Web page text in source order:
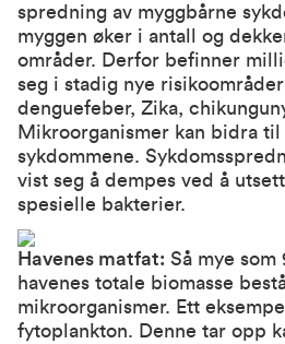
spredning av myggbårne
myggen øker i antall og
områder. Derfor befinner
seg i stadig nye
denguefeber, Zika,
Mikroorganismer kan bidra
sykdommene.
vist seg å dempes ved å
spesielle bakterier.
Havenes matfat: Så mye som
havenes totale biomasse
mikroorganismer. Ett
fytoplankton. Denne tar opp